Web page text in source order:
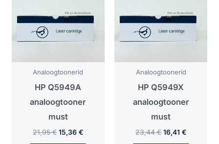
Analoogtoonerid
HP Q5949A
analoogtooner
must
21,95€ 15,36€
Analoogtoonerid
HP Q5949X
analoogtooner
must
23,44€ 16,41€